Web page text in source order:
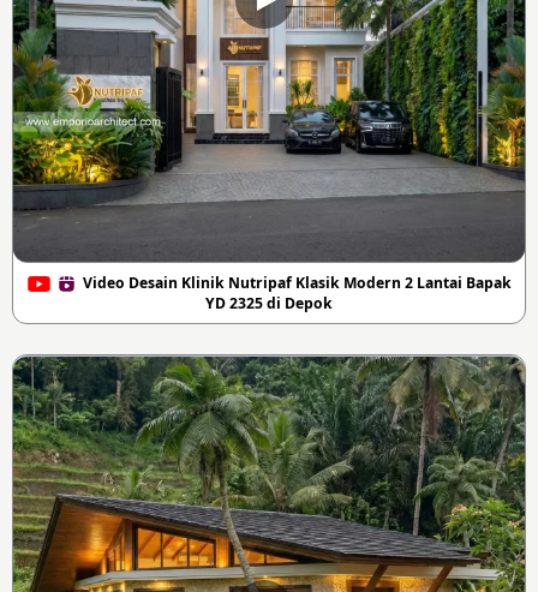
Video Desain Klinik Nutripaf Klasik Modern 2 Lantai Bapak
YD 2325 di Depok